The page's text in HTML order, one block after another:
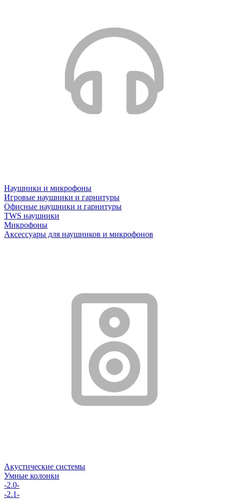
Наушники и микрофоны
Игровые наушники и гарнитуры
Офисные наушники и гарнитуры
TWS наушники
Микрофоны
Аксессуары для наушников и микрофонов
Акустические системы
Умные колонки
-2.0-
-2.1-